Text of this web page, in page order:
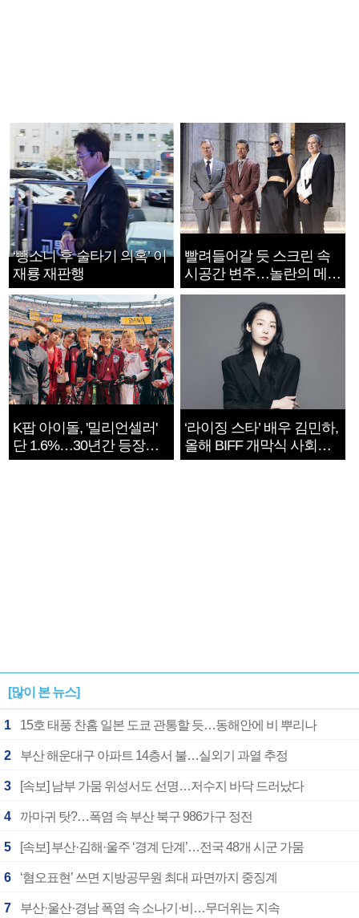
‘뺑소니 후 술타기 의혹’ 이
재룡 재판행
빨려들어갈 듯 스크린 속
시공간 변주…놀란의 메시
지는 ‘전쟁 속죄’
K팝 아이돌, '밀리언셀러'
단 1.6%…30년간 등장
1182개팀 전수조사
‘라이징 스타’ 배우 김민하,
올해 BIFF 개막식 사회자
확정
[많이 본 뉴스]
1 15호 태풍 찬홈 일본 도쿄 관통할 듯…동해안에 비 뿌리나
2 부산 해운대구 아파트 14층서 불…실외기 과열 추정
3 [속보] 남부 가뭄 위성서도 선명…저수지 바닥 드러났다
4 까마귀 탓?…폭염 속 부산 북구 986가구 정전
5 [속보] 부산·김해·울주 ‘경계 단계’…전국 48개 시군 가뭄
6 ‘혐오표현’ 쓰면 지방공무원 최대 파면까지 중징계
7 부산·울산·경남 폭염 속 소나기·비…무더위는 지속